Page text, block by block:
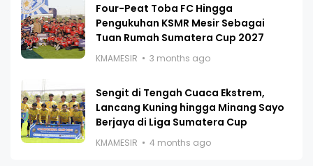
Four-Peat Toba FC Hingga
Pengukuhan KSMR Mesir Sebagai
Tuan Rumah Sumatera Cup 2027
KMAMESIR 3 months ago
Sengit di Tengah Cuaca Ekstrem,
Lancang Kuning hingga Minang Sayo
Berjaya di Liga Sumatera Cup
KMAMESIR 4 months ago